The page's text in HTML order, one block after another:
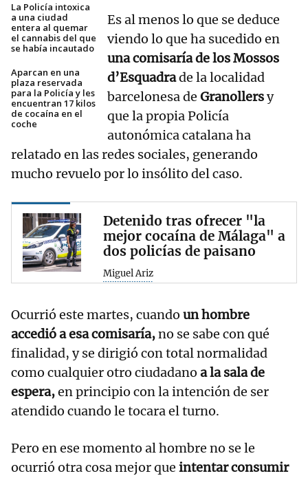
La Policía intoxica
a una ciudad
entera al quemar
el cannabis del que
se había incautado
Aparcan en una
plaza reservada
para la Policía y les
encuentran 17 kilos
de cocaína en el
coche
Es al menos lo que se deduce
viendo lo que ha sucedido en
una comisaría de los Mossos
d’Esquadrade la localidad
barcelonesa de Granollersy
que la propia Policía
autonómica catalana ha
relatado en las redes sociales, generando
mucho revuelo por lo insólito del caso.
Detenido tras ofrecer "la
mejor cocaína de Málaga" a
dos policías de paisano
Miguel Ariz
Ocurrió este martes, cuando un hombre
accedió a esa comisaría,no se sabe con qué
finalidad, y se dirigió con total normalidad
como cualquier otro ciudadano a la sala de
espera,en principio con la intención de ser
atendido cuando le tocara el turno.
Pero en ese momento al hombre no se le
ocurrió otra cosa mejor que intentar consumir